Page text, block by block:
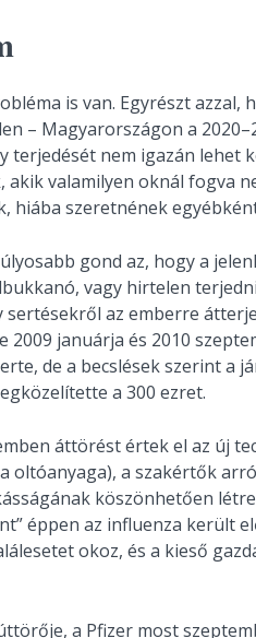
is van. Egyrészt azzal,
– Magyarországon a
terjedését nem igazán lehet
akik valamilyen oknál fogva
hiába szeretnének
gond az, hogy a
vagy hirtelen
az emberre
2009 januárja és 2010
de a becslések szerint a
a 300 ezret.
áttörést értek el az új
oltóanyaga), a szakértők
köszönhetően
éppen az influenza került
okoz, és a kieső
a Pfizer most